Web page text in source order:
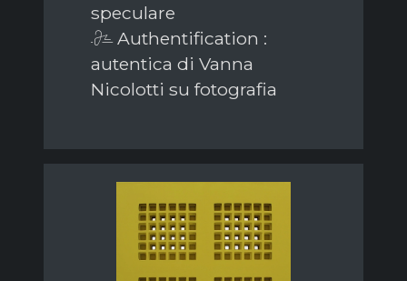
speculare
Authentification :
autentica di Vanna
Nicolotti su fotografia